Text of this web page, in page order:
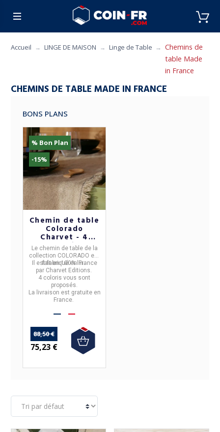
CUISINE MOBILIER
Accueil LINGE DE MAISON Linge de Table
Chemins de
table Made
in France
CHEMINS DE TABLE MADE IN FRANCE
BONS PLANS
% Bon Plan
-15%
Chemin de table
Colorado
Charvet - 4
coloris
Le chemin de table de la
collection COLORADO est
fait en100% lin.
Il est fabriqué en France
par Charvet Editions
4 coloris vous sont
proposés.
La livraison est gratuite en
France.
88,50 €
75,23 €